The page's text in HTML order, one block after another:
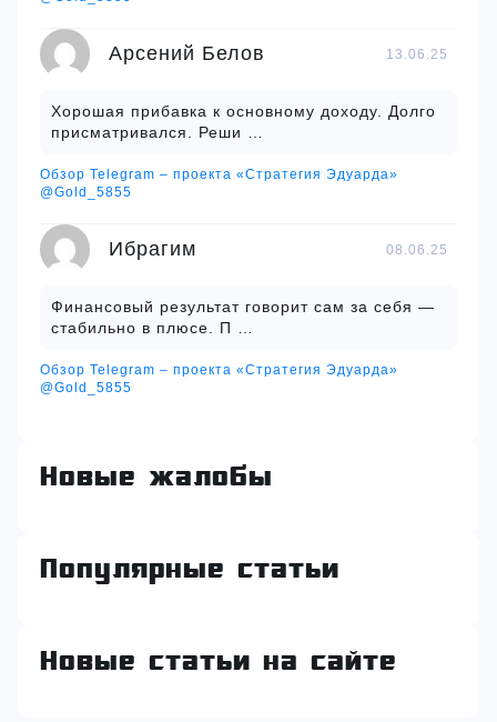
Арсений Белов 13.06.25
Хорошая прибавка к основному доходу. Долго
присматривался. Реши …
Обзор Telegram – проекта «Стратегия Эдуарда»
@Gold_5855
Ибрагим 08.06.25
Финансовый результат говорит сам за себя —
стабильно в плюсе. П …
Обзор Telegram – проекта «Стратегия Эдуарда»
@Gold_5855
Новые жалобы
Популярные статьи
Новые статьи на сайте